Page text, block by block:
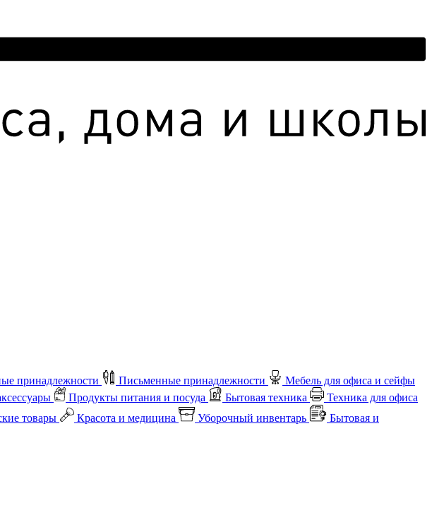
принадлежности Письменные принадлежности
Мебель для офиса и сейфы
Продукты питания и посуда Бытовая техника
Техника для офиса
товары Красота и медицина Уборочный инвентарь
Бытовая и